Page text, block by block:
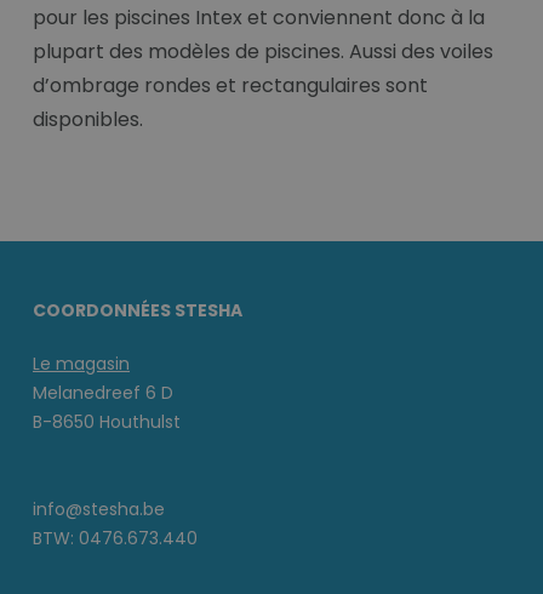
pour les piscines Intex et conviennent donc à la
plupart des modèles de piscines. Aussi des voiles
d’ombrage rondes et rectangulaires sont
disponibles.
COORDONNÉES STESHA
Le magasin
Melanedreef 6 D
B-8650 Houthulst
info@stesha.be
BTW: 0476.673.440